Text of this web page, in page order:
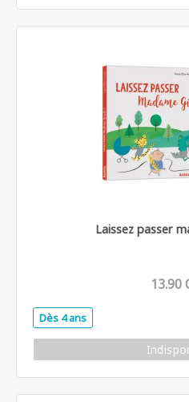
Laissez passer
13.90
Dès 4 ans